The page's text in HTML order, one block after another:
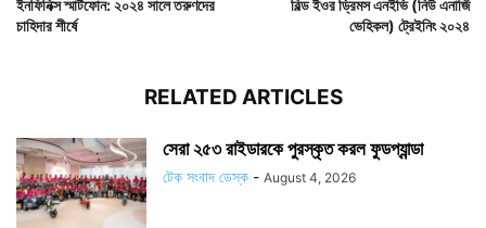
ইনফিনিক্স স্মার্টফোন: ২০২৪ সালে তরুণদের
চাহিদার শীর্ষে
বিল্ড ইওর ড্রিমস এনইভি (নিউ এনার্জি
ভেহিকল) ট্রেইনিং ২০২৪
RELATED ARTICLES
সেরা ২৫৩ রাইডারকে পুরস্কৃত করল ফুডপ্যান্ডা
টেক সংবাদ ডেস্ক - August 4, 2026